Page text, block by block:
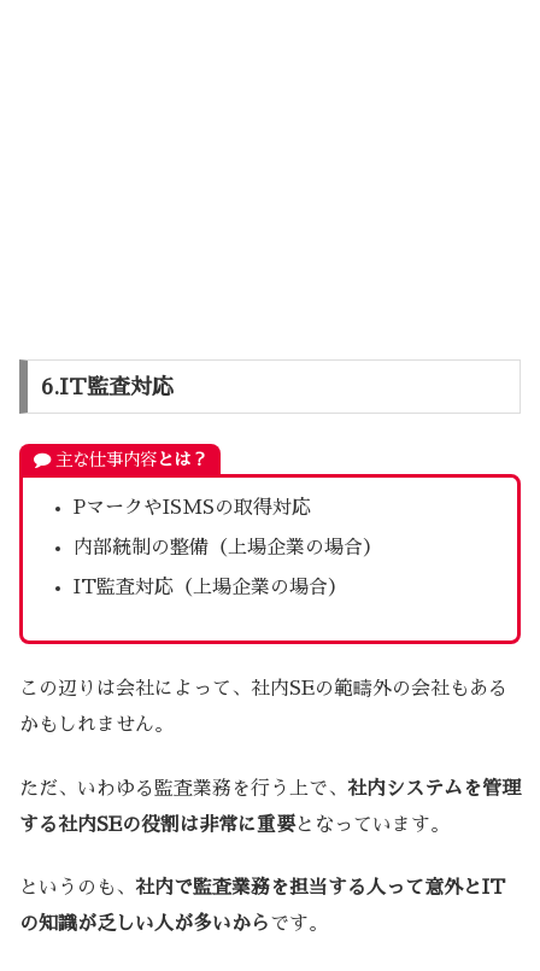
6.IT監査対応
主な仕事内容とは？
PマークやISMSの取得対応
内部統制の整備（上場企業の場合）
IT監査対応（上場企業の場合）
この辺りは会社によって、社内SEの範疇外の会社もある
かもしれません。
ただ、いわゆる監査業務を行う上で、 社内システムを管理
する社内SEの役割は非常に重要となっています。
というのも、 社内で監査業務を担当する人って意外とIT
の知識が乏しい人が多いからです。